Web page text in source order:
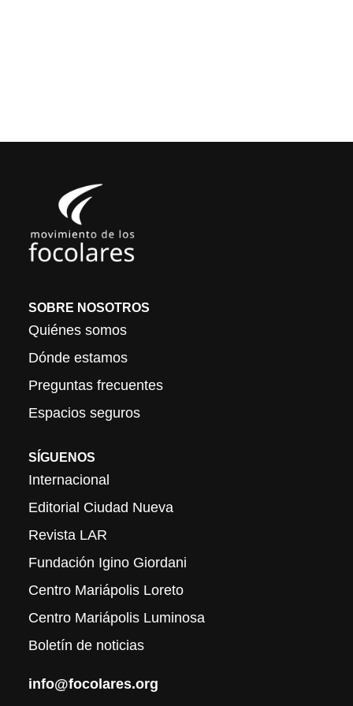
SOBRE NOSOTROS
Quiénes somos
Dónde estamos
Preguntas frecuentes
Espacios seguros
SÍGUENOS
Internacional
Editorial Ciudad Nueva
Revista LAR
Fundación Igino Giordani
Centro Mariápolis Loreto
Centro Mariápolis Luminosa
Boletín de noticias
info@focolares.org